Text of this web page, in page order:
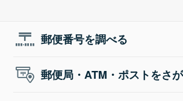
郵便番号を調べる
郵便局・ATM・ポストをさ